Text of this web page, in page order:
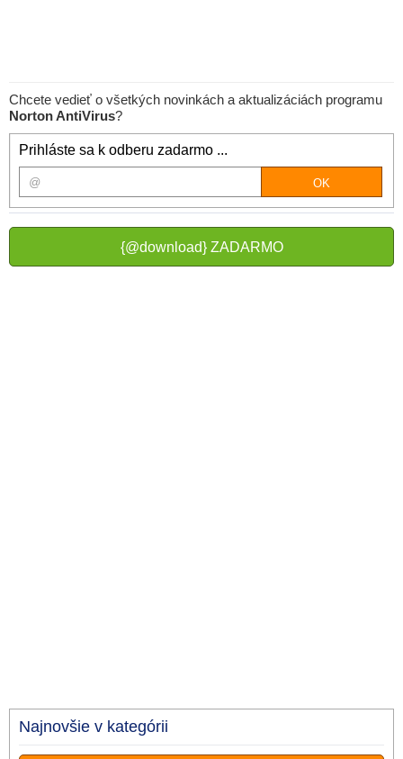
Chcete vedieť o všetkých novinkách a aktualizáciách programu
Norton AntiVirus?
Prihláste sa k odberu zadarmo ...
{@download} ZADARMO
Najnovšie v kategórii